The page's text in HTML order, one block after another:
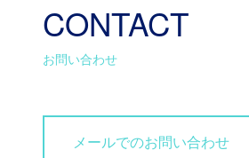
CONTACT
お問い合わせ
メールでのお問い合わせ